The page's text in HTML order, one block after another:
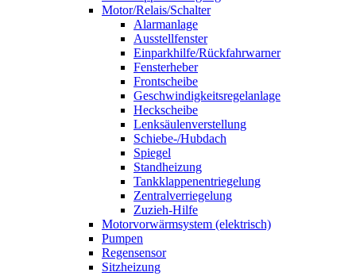
Motor/Relais/Schalter
Alarmanlage
Ausstellfenster
Einparkhilfe/Rückfahrwarner
Fensterheber
Frontscheibe
Geschwindigkeitsregelanlage
Heckscheibe
Lenksäulenverstellung
Schiebe-/Hubdach
Spiegel
Standheizung
Tankklappenentriegelung
Zentralverriegelung
Zuzieh-Hilfe
Motorvorwärmsystem (elektrisch)
Pumpen
Regensensor
Sitzheizung